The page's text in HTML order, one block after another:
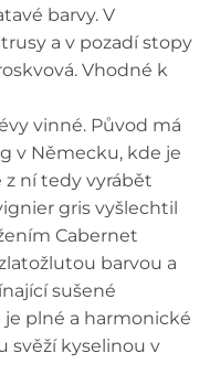
barvy. V
a v pozadí stopy
Vhodné k
vinné. Původ má
v Německu, kde je
z ní tedy vyrábět
gris vyšlechtil
Cabernet
barvou a
sušené
plné a harmonické
svěží kyselinou v